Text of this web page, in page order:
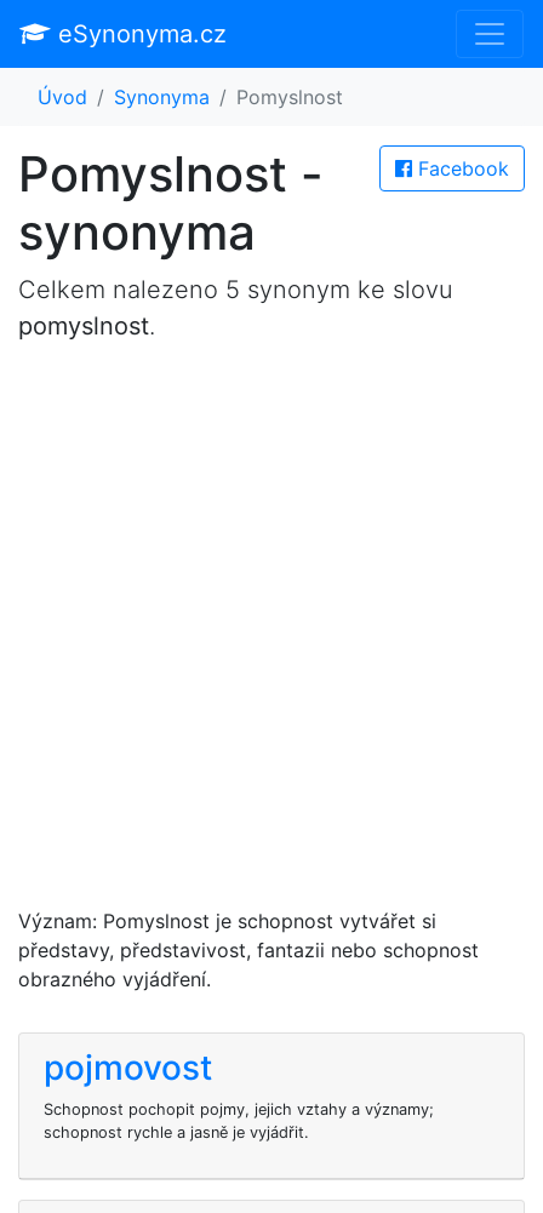
eSynonyma.cz
Úvod Synonyma Pomyslnost
Facebook
Pomyslnost -
synonyma
Celkem nalezeno 5 synonym ke slovu
pomyslnost.
Význam: Pomyslnost je schopnost vytvářet si
představy, představivost, fantazii nebo schopnost
obrazného vyjádření.
pojmovost
Schopnost pochopit pojmy, jejich vztahy a významy;
schopnost rychle a jasně je vyjádřit.